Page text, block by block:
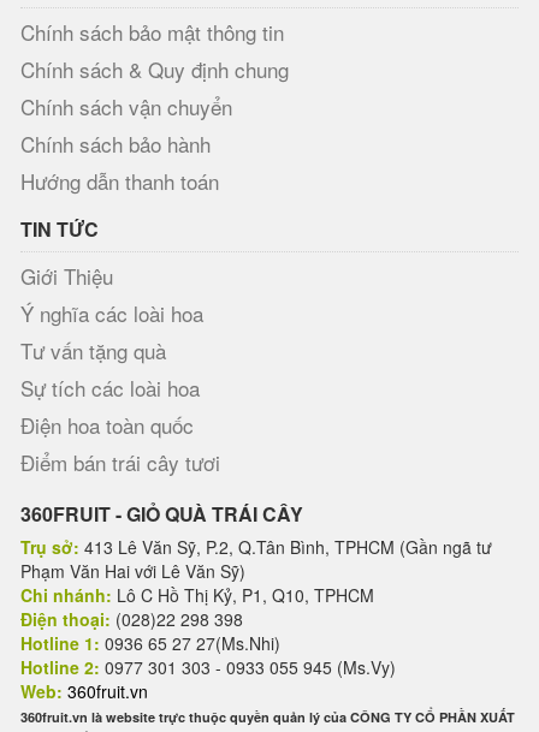
Chính sách bảo mật thông tin
Chính sách & Quy định chung
Chính sách vận chuyển
Chính sách bảo hành
Hướng dẫn thanh toán
TIN TỨC
Giới Thiệu
Ý nghĩa các loài hoa
Tư vấn tặng quà
Sự tích các loài hoa
Điện hoa toàn quốc
Điểm bán trái cây tươi
360FRUIT - GIỎ QUÀ TRÁI CÂY
Trụ sở: 413 Lê Văn Sỹ, P.2, Q.Tân Bình, TPHCM (Gần ngã tư
Phạm Văn Hai với Lê Văn Sỹ)
Chi nhánh: Lô C Hồ Thị Kỷ, P1, Q10, TPHCM
Điện thoại: (028)22 298 398
Hotline 1: 0936 65 27 27(Ms.Nhi)
Hotline 2: 0977 301 303 - 0933 055 945 (Ms.Vy)
Web: 360fruit.vn
360fruit.vn là website trực thuộc quyền quản lý của CÔNG TY CỔ PHẦN XUẤT